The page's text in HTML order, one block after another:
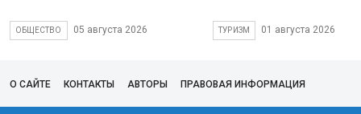
ОБЩЕСТВО 05 августа 2026 ТУРИЗМ 01 августа 2026
О САЙТЕ КОНТАКТЫ АВТОРЫ ПРАВОВАЯ ИНФОРМАЦИЯ